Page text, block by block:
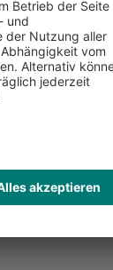
Sie haben Fragen,
Buchung?